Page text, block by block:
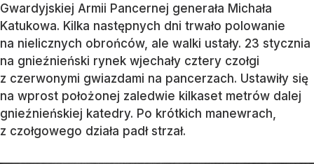
Gwardyjskiej Armii Pancernej generała Michała
Katukowa. Kilka następnych dni trwało polowanie
na nielicznych obrońców, ale walki ustały. 23 stycznia
na gnieźnieński rynek wjechały cztery czołgi
z czerwonymi gwiazdami na pancerzach. Ustawiły się
na wprost położonej zaledwie kilkaset metrów dalej
gnieźnieńskiej katedry. Po krótkich manewrach,
z czołgowego działa padł strzał.